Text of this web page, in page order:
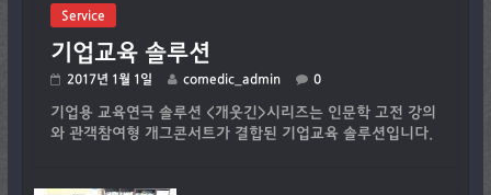
Service
기업교육 솔루션
2017년 1월 1일 comedic_admin 0
기업용 교육연극 솔루션 <개웃긴>시리즈는 인문학 고전 강의
와 관객참여형 개그콘서트가 결합된 기업교육 솔루션입니다.